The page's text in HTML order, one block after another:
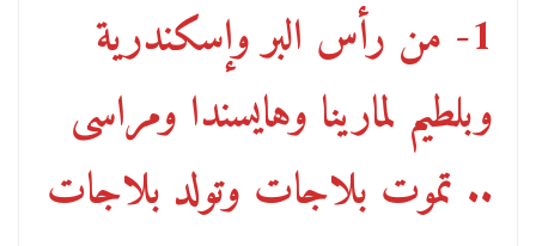
1- من رأس البر وإسكندرية
وبلطيم لمارينا وهايسندا ومراسى
.. تموت بلاجات وتولد بلاجات